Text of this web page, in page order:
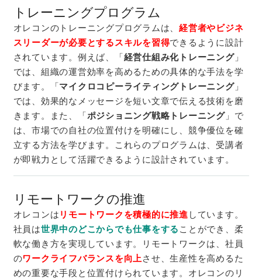
トレーニングプログラム
オレコンのトレーニングプログラムは、 経営者やビジネ
スリーダーが必要とするスキルを習得できるように設計
されています。例えば、「経営仕組み化トレーニング」
では、組織の運営効率を高めるための具体的な手法を学
びます。「マイクロコピーライティングトレーニング」
では、効果的なメッセージを短い文章で伝える技術を磨
きます。また、「ポジショニング戦略トレーニング」で
は、市場での自社の位置付けを明確にし、競争優位を確
立する方法を学びます。これらのプログラムは、受講者
が即戦力として活躍できるように設計されています。
リモートワークの推進
オレコンは リモートワークを積極的に推進 しています。
社員は世界中のどこからでも仕事をする ことができ、柔
軟な働き方を実現しています。リモートワークは、社員
のワークライフバランスを向上させ、生産性を高めるた
めの重要な手段と位置付けられています。オレコンのリ